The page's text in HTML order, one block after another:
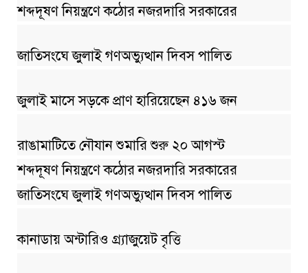
শব্দদূষণ নিয়ন্ত্রণে কঠোর নজরদারি সরকারের
জাতিসংঘে জুলাই গণঅভ্যুত্থান দিবস পালিত
জুলাই মাসে সড়কে প্রাণ হারিয়েছেন ৪১৬ জন
রাঙামাটিতে নৌযান শুমারি শুরু ২০ আগস্ট
শব্দদূষণ নিয়ন্ত্রণে কঠোর নজরদারি সরকারের
জাতিসংঘে জুলাই গণঅভ্যুত্থান দিবস পালিত
কানাডায় অন্টারিও গ্র্যাজুয়েট বৃত্তি